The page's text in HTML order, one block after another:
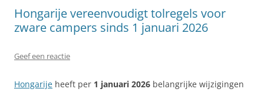
Hongarije vereenvoudigt tolregels voor
zware campers sinds 1 januari 2026
Geef een reactie
Hongarije heeft per 1 januari 2026 belangrijke wijzigingen